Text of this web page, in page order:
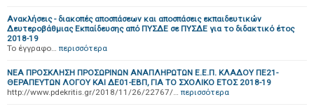
Ανακλήσεις - διακοπές αποσπάσεων και αποσπάσεις εκπαιδευτικών
Δευτεροβάθμιας Εκπαίδευσης από ΠΥΣΔΕ σε ΠΥΣΔΕ για το διδακτικό έτος
2018-19
Το έγγραφο… περισσότερα
NEA ΠΡΟΣΚΛΗΣΗ ΠΡΟΣΩΡΙΝΩΝ ΑΝΑΠΛΗΡΩΤΩΝ Ε.Ε.Π. ΚΛΑΔOY ΠΕ21-
ΘΕΡΑΠΕΥΤΩΝ ΛΟΓΟΥ ΚΑΙ ΔΕ01-ΕΒΠ, ΓΙΑ ΤΟ ΣΧΟΛΙΚΟ ΕΤΟΣ 2018-19
http://www.pdekritis.gr/2018/11/26/22767/… περισσότερα